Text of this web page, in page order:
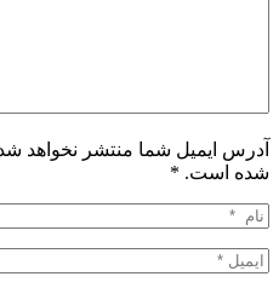
آدرس ایمیل شما منتشر
شده است. *